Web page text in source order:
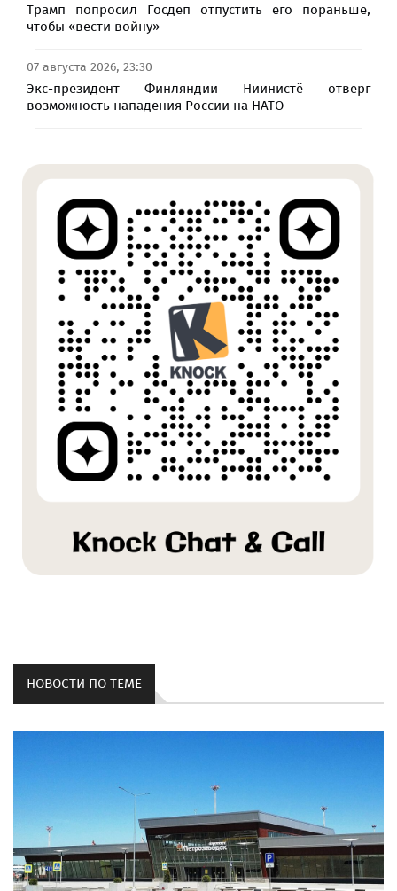
Трамп попросил Госдеп отпустить его пораньше,
чтобы «вести войну»
07 августа 2026, 23:30
Экс-президент Финляндии Ниинистё отверг
возможность нападения России на НАТО
НОВОСТИ ПО ТЕМЕ